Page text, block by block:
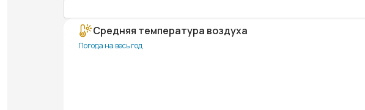
Средняя температура воздуха
Погода на весь год